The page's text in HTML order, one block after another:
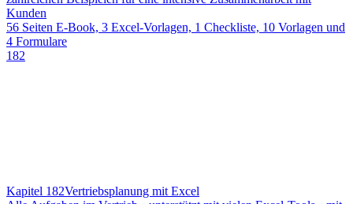
Kunden
56 Seiten E-Book, 3 Excel-Vorlagen, 1 Checkliste, 10 Vorlagen und
4 Formulare
182
Kapitel 182Vertriebsplanung mit Excel